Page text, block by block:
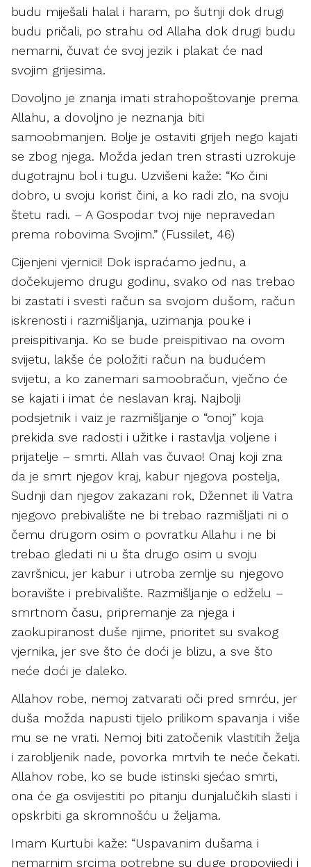
budu miješali halal i haram, po šutnji dok drugi
budu pričali, po strahu od Allaha dok drugi budu
nemarni, čuvat će svoj jezik i plakat će nad
svojim grijesima.
Dovoljno je znanja imati strahopoštovanje prema
Allahu, a dovoljno je neznanja biti
samoobmanjen. Bolje je ostaviti grijeh nego kajati
se zbog njega. Možda jedan tren strasti uzrokuje
dugotrajnu bol i tugu. Uzvišeni kaže: “Ko čini
dobro, u svoju korist čini, a ko radi zlo, na svoju
štetu radi. – A Gospodar tvoj nije nepravedan
prema robovima Svojim.” (Fussilet, 46)
Cijenjeni vjernici! Dok ispraćamo jednu, a
dočekujemo drugu godinu, svako od nas trebao
bi zastati i svesti račun sa svojom dušom, račun
iskrenosti i razmišljanja, uzimanja pouke i
preispitivanja. Ko se bude preispitivao na ovom
svijetu, lakše će položiti račun na budućem
svijetu, a ko zanemari samoobračun, vječno će
se kajati i imat će neslavan kraj. Najbolji
podsjetnik i vaiz je razmišljanje o “onoj” koja
prekida sve radosti i užitke i rastavlja voljene i
prijatelje – smrti. Allah vas čuvao! Onaj koji zna
da je smrt njegov kraj, kabur njegova postelja,
Sudnji dan njegov zakazani rok, Džennet ili Vatra
njegovo prebivalište ne bi trebao razmišljati ni o
čemu drugom osim o povratku Allahu i ne bi
trebao gledati ni u šta drugo osim u svoju
završnicu, jer kabur i utroba zemlje su njegovo
boravište i prebivalište. Razmišljanje o edželu –
smrtnom času, pripremanje za njega i
zaokupiranost duše njime, prioritet su svakog
vjernika, jer sve što će doći je blizu, a sve što
neće doći je daleko.
Allahov robe, nemoj zatvarati oči pred smrću, jer
duša možda napusti tijelo prilikom spavanja i više
mu se ne vrati. Nemoj biti zatočenik vlastitih želja
i zarobljenik nade, povorka mrtvih te neće čekati.
Allahov robe, ko se bude istinski sjećao smrti,
ona će ga osvijestiti po pitanju dunjalučkih slasti i
opskrbiti ga skromnošću u željama.
Imam Kurtubi kaže: “Uspavanim dušama i
nemarnim srcima potrebne su duge propovijedi i